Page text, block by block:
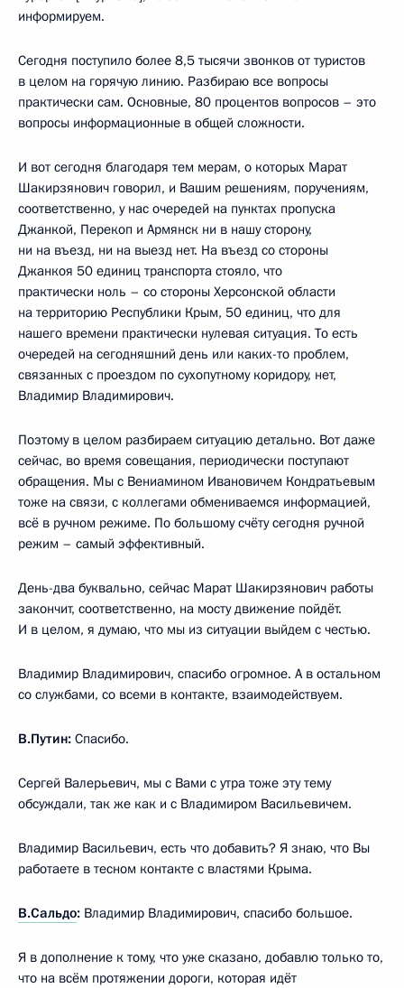
информируем.
Сегодня поступило более 8,5 тысячи звонков от туристов
в целом на горячую линию. Разбираю все вопросы
практически сам. Основные, 80 процентов вопросов – это
вопросы информационные в общей сложности.
И вот сегодня благодаря тем мерам, о которых Марат
Шакирзянович говорил, и Вашим решениям, поручениям,
соответственно, у нас очередей на пунктах пропуска
Джанкой, Перекоп и Армянск ни в нашу сторону,
ни на въезд, ни на выезд нет. На въезд со стороны
Джанкоя 50 единиц транспорта стояло, что
практически ноль – со стороны Херсонской области
на территорию Республики Крым, 50 единиц, что для
нашего времени практически нулевая ситуация. То есть
очередей на сегодняшний день или каких-то проблем,
связанных с проездом по сухопутному коридору, нет,
Владимир Владимирович.
Поэтому в целом разбираем ситуацию детально. Вот даже
сейчас, во время совещания, периодически поступают
обращения. Мы с Вениамином Ивановичем Кондратьевым
тоже на связи, с коллегами обмениваемся информацией,
всё в ручном режиме. По большому счёту сегодня ручной
режим – самый эффективный.
День-два буквально, сейчас Марат Шакирзянович работы
закончит, соответственно, на мосту движение пойдёт.
И в целом, я думаю, что мы из ситуации выйдем с честью.
Владимир Владимирович, спасибо огромное. А в остальном
со службами, со всеми в контакте, взаимодействуем.
В.Путин: Спасибо.
Сергей Валерьевич, мы с Вами с утра тоже эту тему
обсуждали, так же как и с Владимиром Васильевичем.
Владимир Васильевич, есть что добавить? Я знаю, что Вы
работаете в тесном контакте с властями Крыма.
В.Сальдо: Владимир Владимирович, спасибо большое.
Я в дополнение к тому, что уже сказано, добавлю только то,
что на всём протяжении дороги, которая идёт